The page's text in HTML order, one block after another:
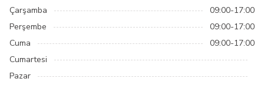
Çarşamba
09:00-17:00
Perşembe
09:00-17:00
Cuma
09:00-17:00
Cumartesi
Pazar